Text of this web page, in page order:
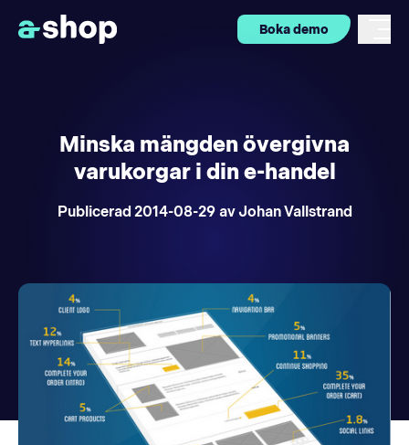
Boka demo
Minska mängden övergivna
varukorgar i din e-handel
Publicerad 2014-08-29 av Johan Vallstrand